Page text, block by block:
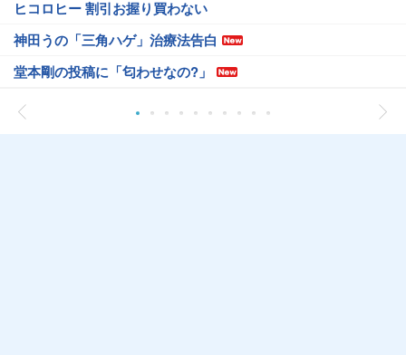
ヒコロヒー 割引お握り買わない
神田うの「三角ハゲ」治療法告白
堂本剛の投稿に「匂わせなの?」